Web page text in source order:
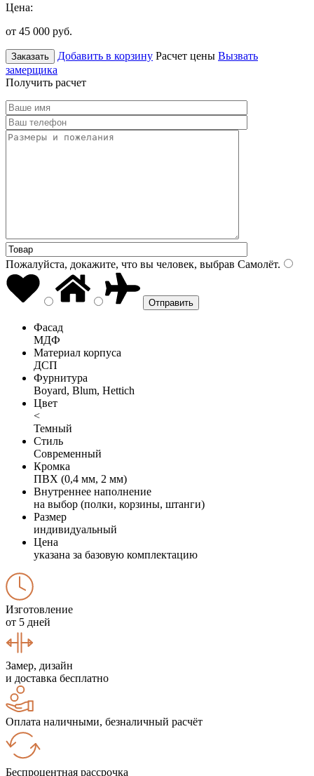
Цена:
от 45 000 руб.
Заказать Добавить в корзину Расчет цены Вызвать
замерщика
Получить расчет
Пожалуйста, докажите, что вы человек, выбрав Самолёт.
Фасад
МДФ
Материал корпуса
ДСП
Фурнитура
Boyard, Blum, Hettich
Цвет
<
Темный
Стиль
Современный
Кромка
ПВХ (0,4 мм, 2 мм)
Внутреннее наполнение
на выбор (полки, корзины, штанги)
Размер
индивидуальный
Цена
указана за базовую комплектацию
Изготовление
от 5 дней
Замер, дизайн
и доставка бесплатно
Оплата наличными, безналичный расчёт
Беспроцентная рассрочка